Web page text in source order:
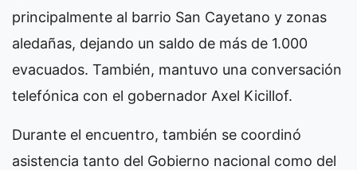
principalmente al barrio San Cayetano y zonas
aledañas, dejando un saldo de más de 1.000
evacuados. También, mantuvo una conversación
telefónica con el gobernador Axel Kicillof.
Durante el encuentro, también se coordinó
asistencia tanto del Gobierno nacional como del